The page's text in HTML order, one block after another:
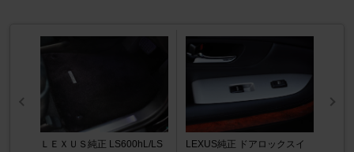
ＬＥＸＵＳ純正 LS600hL/LS
LEXUS純正 ドアロックスイ